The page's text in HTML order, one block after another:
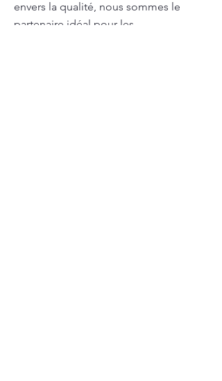
envers la qualité, nous sommes le
partenaire idéal pour les